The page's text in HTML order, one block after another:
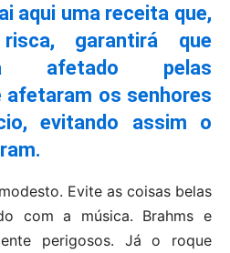
aqui uma receita que,
garantirá que
afetado pelas
afetaram os senhores
evitando assim o
Evite as coisas belas
com a música. Brahms e
perigosos. Já o roque